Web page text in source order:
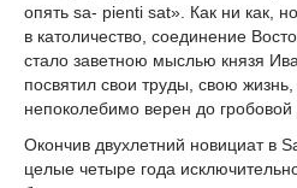
опять sa- pienti sat». Как ни как,
в католичество, соединение
стало заветною мыслью князя
посвятил свои труды, свою
непоколебимо верен до гробовой
Окончив двухлетний новициат в
целые четыре года